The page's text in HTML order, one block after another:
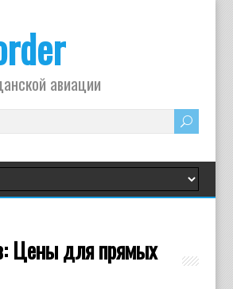
авиации
Цены для прямых